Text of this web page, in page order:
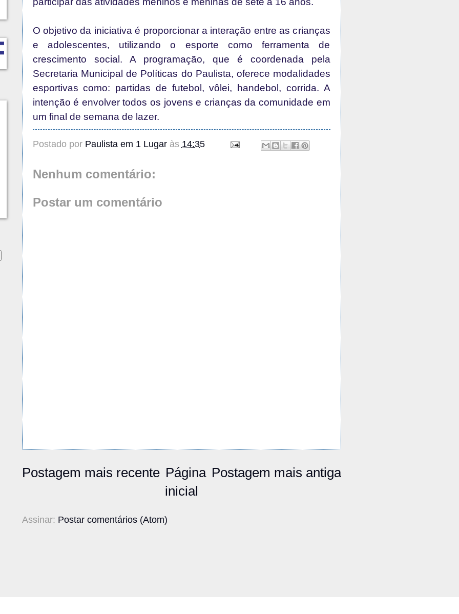
O objetivo da iniciativa é proporcionar a interação entre as crianças
e adolescentes, utilizando o esporte como ferramenta de
crescimento social. A programação, que é coordenada pela
Secretaria Municipal de Políticas do Paulista, oferece modalidades
esportivas como: partidas de futebol, vôlei, handebol, corrida. A
intenção é envolver todos os jovens e crianças da comunidade em
um final de semana de lazer.
Postado por Paulista em 1 Lugar às 14:35
Nenhum comentário:
Postar um comentário
Postagem mais recente Postagem mais antiga
Página
inicial
Assinar: Postar comentários (Atom)